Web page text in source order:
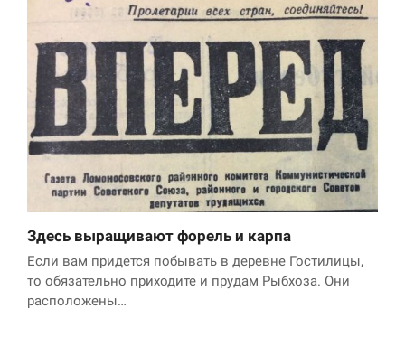
Здесь выращивают форель и карпа
Если вам придется побывать в деревне Гостилицы,
то обязательно приходите и прудам Рыбхоза. Они
расположены…